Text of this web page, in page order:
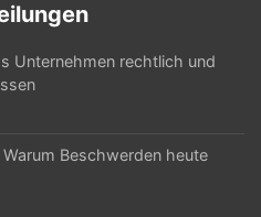
Unternehmen rechtlich und
Beschwerden heute